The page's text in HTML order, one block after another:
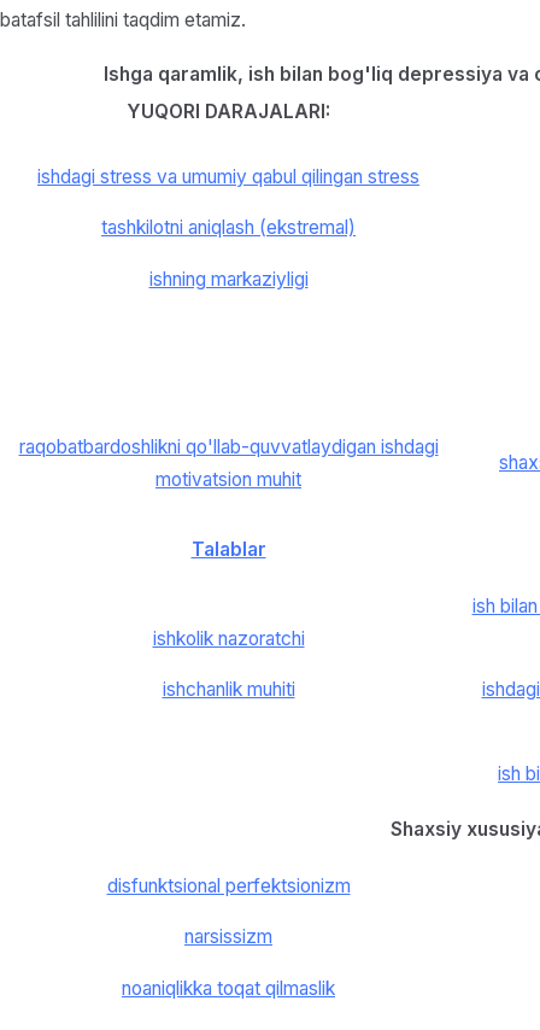
batafsil tahlilini taqdim etamiz.
Ishga qaramlik, ish bilan bog'liq depressiya
YUQORI DARAJALARI:
ishdagi stress va umumiy qabul qilingan stress
tashkilotni aniqlash (ekstremal)
ishning markaziyligi
raqobatbardoshlikni qo'llab-quvvatlaydigan ishdagi
motivatsion muhit
Talablar
ishkolik nazoratchi
ishchanlik muhiti
ish
ish
Shaxsiy
disfunktsional perfektsionizm
narsissizm
noaniqlikka toqat qilmaslik